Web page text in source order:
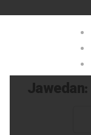
صفحه نخست